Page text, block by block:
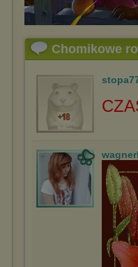
Chomikowe